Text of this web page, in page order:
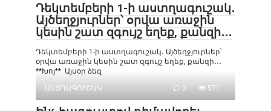
Դեկտեմբերի 1-ի աստղագուշակ․
Այծեղջյուրներ՝ օրվա առաջին
կեսին շատ զգույշ եղեք, քանզի․․․
Դեկտեմբերի 1-ի աստղագուշակ․ Այծեղջյուրներ՝
օրվա առաջին կեսին շատ զգույշ եղեք, քանզի․․․
**Խոյ**. Այսօր ձեզ
ԱՍՏՂԱԳՈՒՇԱԿ
0 571